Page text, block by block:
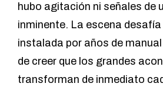
hubo agitación ni señales de
inminente. La escena desafía
instalada por años de
de creer que los grandes
transforman de inmediato